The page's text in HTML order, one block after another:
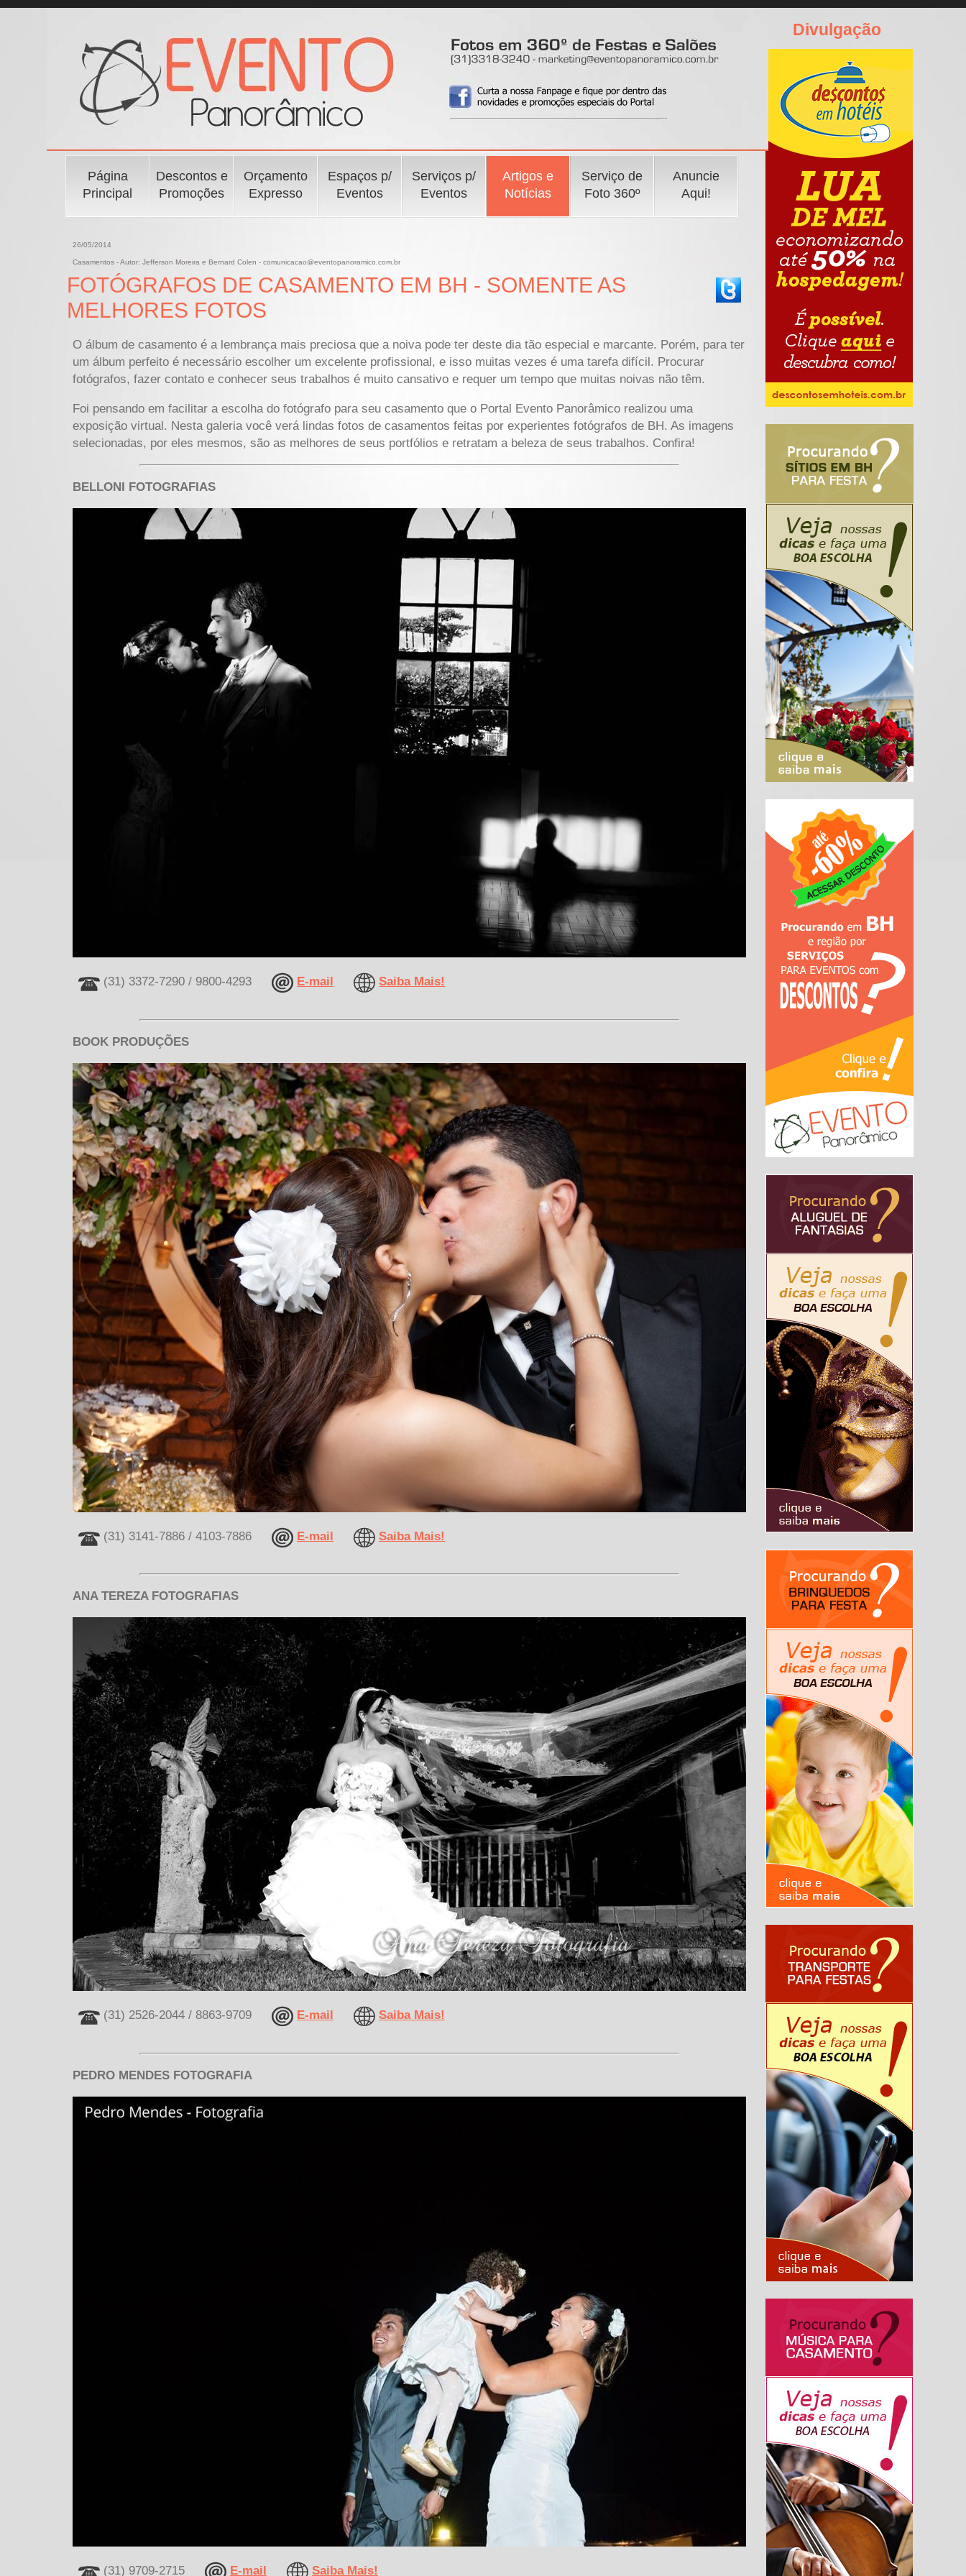
Página
Principal
Descontos e
Promoções
Orçamento
Expresso
Espaços p/
Eventos
Serviços p/
Eventos
Artigos e
Notícias
Serviço de
Foto 360º
Anuncie
Aqui!
26/05/2014
Casamentos - Autor: Jefferson Moreira e Bernard Colen - comunicacao@eventopanoramico.com.br
FOTÓGRAFOS DE CASAMENTO EM BH - SOMENTE AS
MELHORES FOTOS
O álbum de casamento é a lembrança mais preciosa que a noiva pode ter deste dia tão especial e marcante. Porém, para ter
um álbum perfeito é necessário escolher um excelente profissional, e isso muitas vezes é uma tarefa difícil. Procurar
fotógrafos, fazer contato e conhecer seus trabalhos é muito cansativo e requer um tempo que muitas noivas não têm.
Foi pensando em facilitar a escolha do fotógrafo para seu casamento que o Portal Evento Panorâmico realizou uma
exposição virtual. Nesta galeria você verá lindas fotos de casamentos feitas por experientes fotógrafos de BH. As imagens
selecionadas, por eles mesmos, são as melhores de seus portfólios e retratam a beleza de seus trabalhos. Confira!
BELLONI FOTOGRAFIAS
(31) 3372-7290 / 9800-4293 E-mail Saiba Mais!
BOOK PRODUÇÕES
(31) 3141-7886 / 4103-7886 E-mail Saiba Mais!
ANA TEREZA FOTOGRAFIAS
(31) 2526-2044 / 8863-9709 E-mail Saiba Mais!
PEDRO MENDES FOTOGRAFIA
(31) 9709-2715 E-mail Saiba Mais!
Divulgação